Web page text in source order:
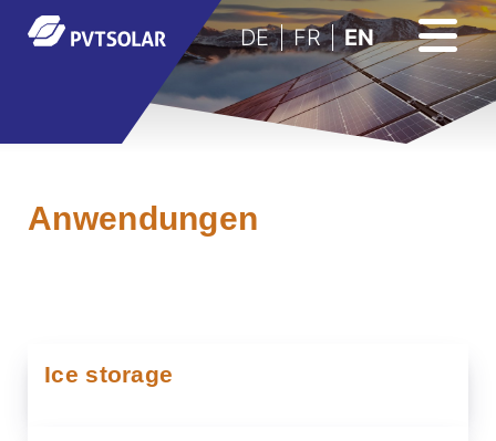
DE FR EN
Anwendungen
Ice storage